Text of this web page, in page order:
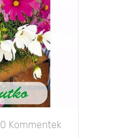
0 Kommentek